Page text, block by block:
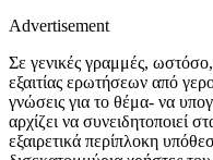
Advertisement
Σε γενικές γραμμές,
εξαιτίας ερωτήσεων από
γνώσεις για το θέμα- να
αρχίζει να συνειδητοποιεί
εξαιρετικά περίπλοκη